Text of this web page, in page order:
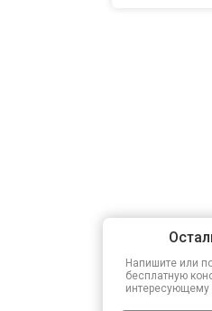
Напишите или
бесплатную
интересующему